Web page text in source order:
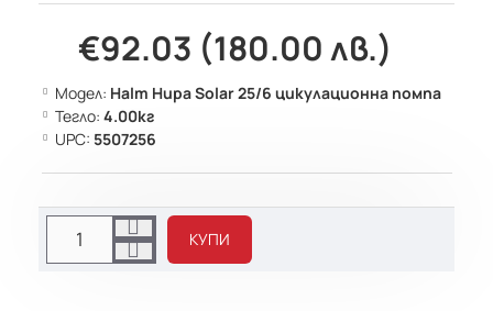
€92.03 (180.00 лв.)
Модел: Halm Hupa Solar 25/6 цикулационна помпа
Тегло: 4.00кг
UPC: 5507256
КУПИ